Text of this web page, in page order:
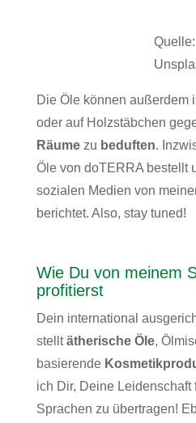
Quelle:
Die Öle können außerdem
oder auf Holzstäbchen
Räumezu beduften.
Öle von doTERRA bestellt
sozialen Medien von
berichtet. Also, stay tuned!
Wie Du von meinem
profitierst
Dein international
stelltätherische Öle,
basierende
ich Dir, Deine Leidenschaft
Sprachen zu übertragen!